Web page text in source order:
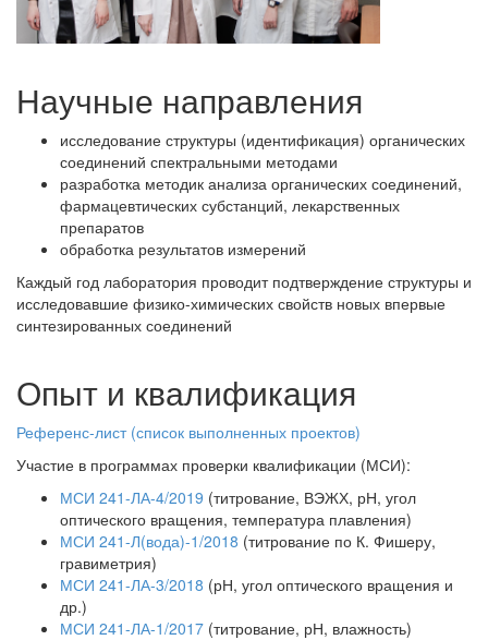
Научные направления
исследование структуры (идентификация) органических
соединений спектральными методами
разработка методик анализа органических соединений,
фармацевтических субстанций, лекарственных
препаратов
обработка результатов измерений
Каждый год лаборатория проводит подтверждение структуры и
исследовавшие физико-химических свойств новых впервые
синтезированных соединений
Опыт и квалификация
Референс-лист (список выполненных проектов)
Участие в программах проверки квалификации (МСИ):
МСИ 241-ЛА-4/2019 (титрование, ВЭЖХ, рН, угол
оптического вращения, температура плавления)
МСИ 241-Л(вода)-1/2018 (титрование по К. Фишеру,
гравиметрия)
МСИ 241-ЛА-3/2018 (рН, угол оптического вращения и
др.)
МСИ 241-ЛА-1/2017 (титрование, рН, влажность)